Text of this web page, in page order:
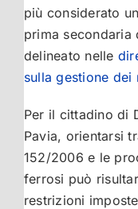
più considerato
prima
delineato nelle
sulla gestione dei
Per il cittadino di
Pavia, orientarsi
152/2006 e le
ferrosi può
restrizioni